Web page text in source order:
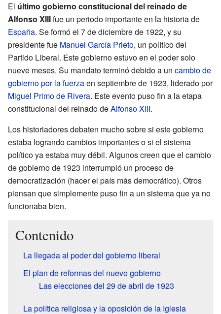
El último gobierno constitucional del reinado de
Alfonso XIIIfue un periodo importante en la historia de
España. Se formó el 7 de diciembre de 1922, y su
presidente fue Manuel García Prieto, un político del
Partido Liberal. Este gobierno estuvo en el poder solo
nueve meses. Su mandato terminó debido a un cambio de
gobierno por la fuerzaen septiembre de 1923, liderado por
Miguel Primo de Rivera. Este evento puso fin a la etapa
constitucional del reinado deAlfonso XIII.
Los historiadores debaten mucho sobre si este gobierno
estaba logrando cambios importantes o si el sistema
político ya estaba muy débil. Algunos creen que el cambio
de gobierno de 1923 interrumpió un proceso de
democratización (hacer el país más democrático). Otros
piensan que simplemente puso fin a un sistema que ya no
funcionaba bien.
Contenido
La llegada al poder del gobierno liberal
El plan de reformas del nuevo gobierno
Las elecciones del 29 de abril de 1923
La política religiosa y la oposición de la Iglesia